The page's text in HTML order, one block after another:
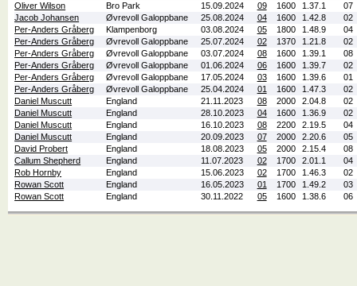
Oliver Wilson
Bro Park 15.09.2024 09 1600 1.37.1
07
Jacob Johansen
Øvrevoll Galoppbane 25.08.2024 04 1600 1.42.8
02
Per-Anders Gråberg
Klampenborg 03.08.2024 05 1800 1.48.9
04
Per-Anders Gråberg
Øvrevoll Galoppbane 25.07.2024 02 1370 1.21.8
02
Per-Anders Gråberg
Øvrevoll Galoppbane 03.07.2024 08 1600 1.39.1
08
Per-Anders Gråberg
Øvrevoll Galoppbane 01.06.2024 06 1600 1.39.7
02
Per-Anders Gråberg
Øvrevoll Galoppbane 17.05.2024 03 1600 1.39.6
01
Per-Anders Gråberg
Øvrevoll Galoppbane 25.04.2024 01 1600 1.47.3
02
Daniel Muscutt
England 21.11.2023 08 2000 2.04.8
02
Daniel Muscutt
England 28.10.2023 04 1600 1.36.9
02
Daniel Muscutt
England 16.10.2023 08 2200 2.19.5
04
Daniel Muscutt
England 20.09.2023 07 2000 2.20.6
05
David Probert
England 18.08.2023 05 2000 2.15.4
08
Callum Shepherd
England 11.07.2023 02 1700 2.01.1
04
Rob Hornby
England 15.06.2023 02 1700 1.46.3
02
Rowan Scott
England 16.05.2023 01 1700 1.49.2
03
Rowan Scott
England 30.11.2022 05 1600 1.38.6 06